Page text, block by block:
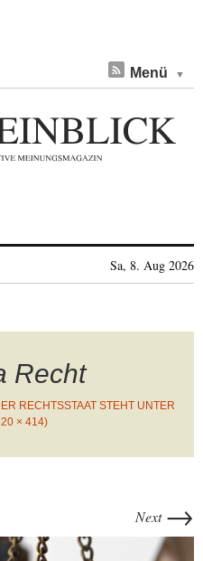
Menü
Sa, 8. Aug 2026
Recht
RECHTSSTAAT STEHT UNTER
× 414)
Next →